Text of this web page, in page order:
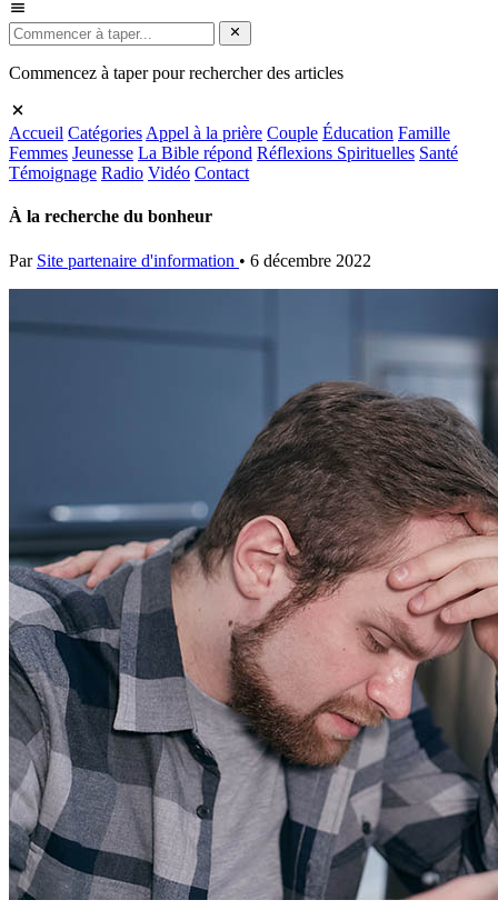
Commencez à taper pour rechercher des articles
Accueil Catégories Appel à la prière Couple Éducation Famille
Femmes Jeunesse La Bible répond Réflexions Spirituelles Santé
Témoignage Radio Vidéo Contact
À la recherche du bonheur
Par Site partenaire d'information • 6 décembre 2022